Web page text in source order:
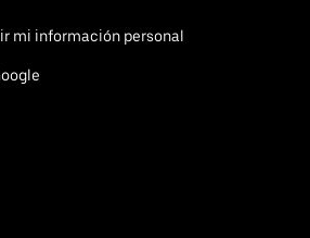
mi información personal